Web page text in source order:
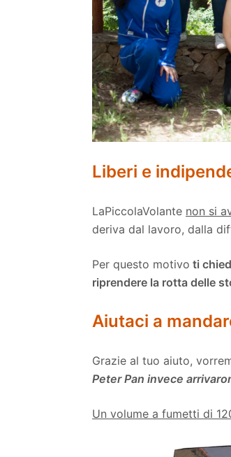
Liberi e
LaPiccolaVolante non si
deriva dal lavoro, dalla
Per questo motivo ti
riprendere la rotta delle
Aiutaci a
Grazie al tuo aiuto,
Peter Pan invece
Un volume a fumetti di